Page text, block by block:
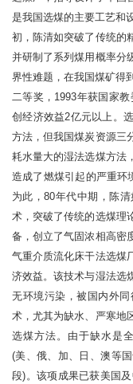
是我国选煤的主要工艺和
初，陈清如突破了传统的
并研制了系列煤用概率分
界性难题，在我国煤矿得
二等奖，1993年获国家
创经济效益2亿元以上。
方法，但我国煤炭资源三
耗水量大的湿法选煤方法
造成了燃煤引起的严重环
为此，80年代中期，陈
术，突破了传统的选煤理
备，创立了气固浓相高密
气重介质流化床干法选煤
济效益。该技术与湿法选
无环境污染，被国内外
术，尤其为缺水、严寒地
选煤方法。由于缺水是
(美、俄、加、日、澳等
段)。该项成果已获美国